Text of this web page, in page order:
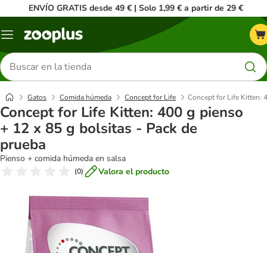
ENVÍO GRATIS desde 49 € | Solo 1,99 € a partir de 29 €
Menú
Buscar
productos
Gatos Comida húmeda Concept for Life Concept for Life Kitten:
Concept for Life Kitten: 400 g pienso
+ 12 x 85 g bolsitas - Pack de
prueba
Pienso + comida húmeda en salsa
(0) Valora el producto